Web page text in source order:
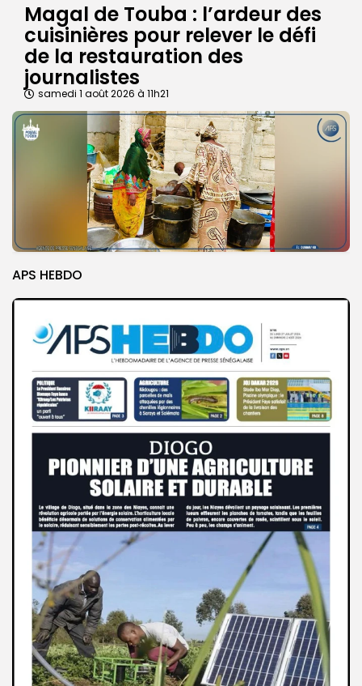
Magal de Touba : l’ardeur des
cuisinières pour relever le défi
de la restauration des
journalistes
samedi 1 août 2026 à 11h21
APS HEBDO